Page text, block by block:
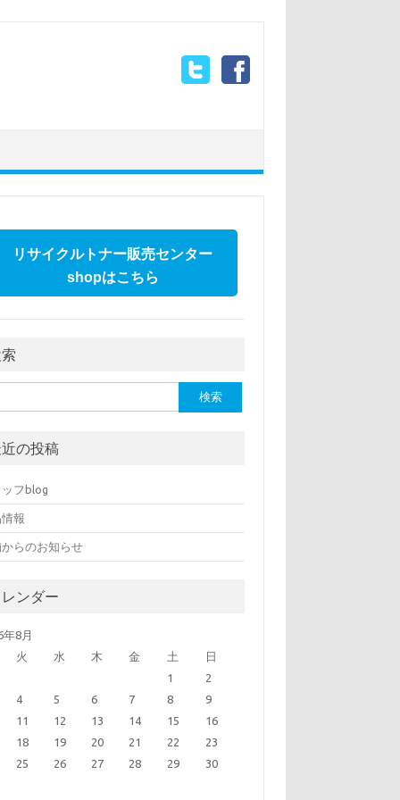
リサイクルトナー販売センター
shopはこちら
の投稿
フblog
報
らのお知らせ
ンダー
年8月
火
水 木 金 土
日
1
2
4
5 6 7 8
9
11
12 13 14 15
16
18
19 20 21 22
23
25
26 27 28 29 30